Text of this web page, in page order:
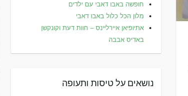
חופשה באבו דאבי עם ילדים
מלון הכל כלול באבו דאבי
אתיופיאן איירליינס – חוות דעת וקונקשן
באדיס אבבה
נושאים על טיסות ותעופה